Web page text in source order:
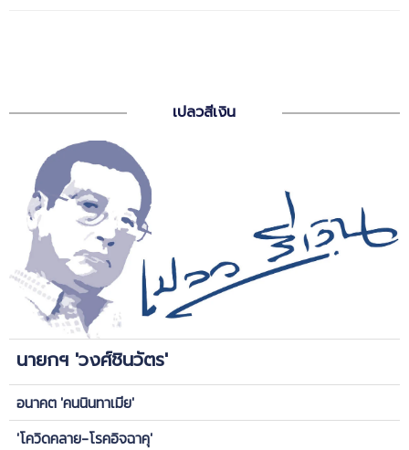
เปลวสีเงิน
นายกฯ 'วงศ์ชินวัตร'
อนาคต 'คนนินทาเมีย'
'โควิดคลาย-โรคอิจฉาคุ'